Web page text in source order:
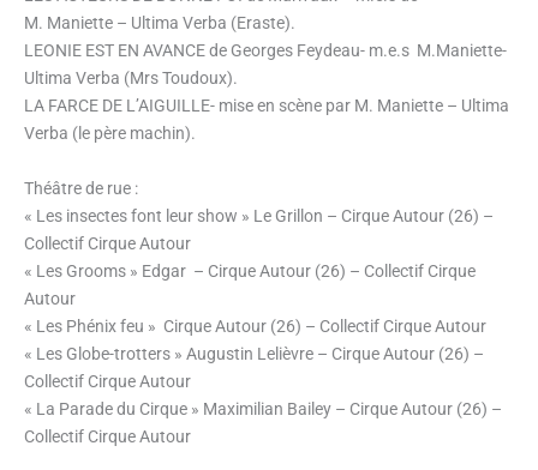
M. Maniette – Ultima Verba (Eraste).
LEONIE EST EN AVANCE de Georges Feydeau- m.e.s M.Maniette-
Ultima Verba (Mrs Toudoux).
LA FARCE DE L’AIGUILLE- mise en scène par M. Maniette – Ultima
Verba (le père machin).
Théâtre de rue :
« Les insectes font leur show » Le Grillon – Cirque Autour (26) –
Collectif Cirque Autour
« Les Grooms » Edgar – Cirque Autour (26) – Collectif Cirque
Autour
« Les Phénix feu » Cirque Autour (26) – Collectif Cirque Autour
« Les Globe-trotters » Augustin Lelièvre – Cirque Autour (26) –
Collectif Cirque Autour
« La Parade du Cirque » Maximilian Bailey – Cirque Autour (26) –
Collectif Cirque Autour